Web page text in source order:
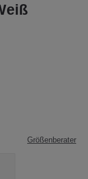
Größenberater